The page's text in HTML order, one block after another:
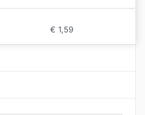
€ 1,59